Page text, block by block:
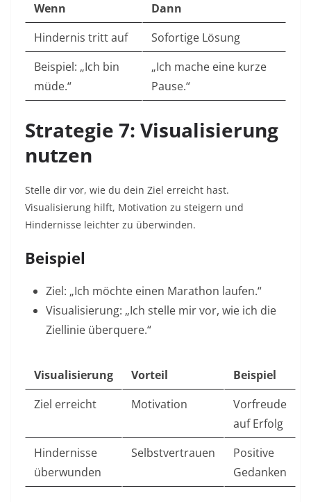
Wenn
Dann
Hindernis tritt auf
Sofortige Lösung
Beispiel: „Ich bin
müde.“
„Ich mache eine kurze
Pause.“
Strategie 7: Visualisierung
nutzen
Stelle dir vor, wie du dein Ziel erreicht hast.
Visualisierung hilft, Motivation zu steigern und
Hindernisse leichter zu überwinden.​
Beispiel
Ziel: „Ich möchte einen Marathon laufen.“
Visualisierung: „Ich stelle mir vor, wie ich die
Ziellinie überquere.“
Visualisierung Vorteil
Beispiel
Ziel erreicht
Motivation
Vorfreude
auf Erfolg
Hindernisse
überwunden
Selbstvertrauen
Positive
Gedanken